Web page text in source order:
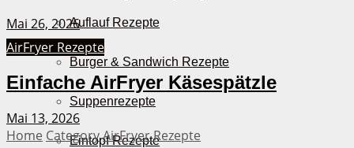
Auflauf Rezepte
Burger & Sandwich Rezepte
Suppenrezepte
Eintopf Rezepte
Mai 26, 2026
AirFryer Rezepte
Einfache AirFryer Käsespätzle
Mai 13, 2026
Home CategoryAirFryer Rezepte